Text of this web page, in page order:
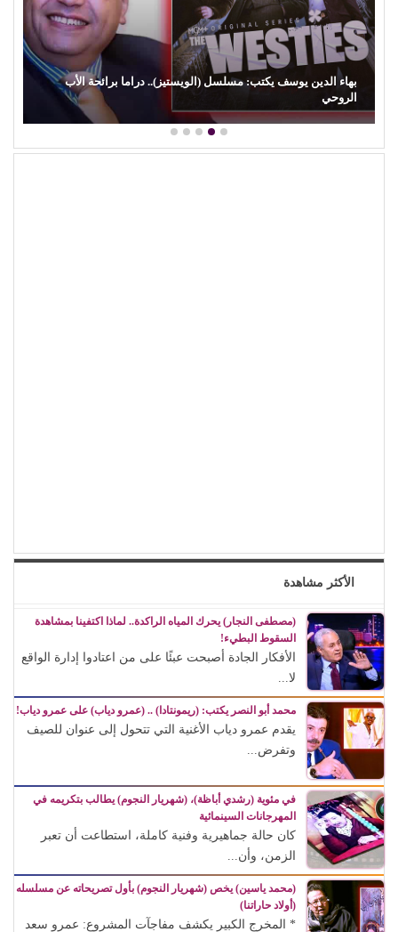
بهاء الدين يوسف يكتب: مسلسل (الويستيز).. دراما برائحة الأب
الروحي
الأكثر مشاهدة
(مصطفى النجار) يحرك المياه الراكدة.. لماذا اكتفينا بمشاهدة
السقوط البطيء!
الأفكار الجادة أصبحت عبئًا على من اعتادوا إدارة الواقع
لا...
محمد أبو النصر يكتب: (ريمونتادا) .. (عمرو دياب) على عمرو دياب!
يقدم عمرو دياب الأغنية التي تتحول إلى عنوان للصيف
وتفرض...
في مئوية (رشدي أباظة)، (شهريار النجوم) يطالب بتكريمه في
المهرجانات السينمائية
كان حالة جماهيرية وفنية كاملة، استطاعت أن تعبر
الزمن، وأن...
(محمد ياسين) يخص (شهريار النجوم) بأول تصريحاته عن مسلسله
(أولاد حاراتنا)
* المخرج الكبير يكشف مفاجآت المشروع: عمرو سعد